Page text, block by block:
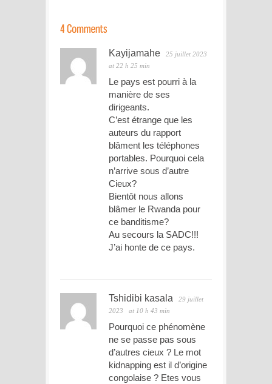
Kayijamahe
25 juillet 2023
at 22 h 25 min
Le pays est pourri à la
manière de ses
dirigeants.
C’est étrange que les
auteurs du rapport
blâment les téléphones
portables. Pourquoi cela
n’arrive sous d’autre
Cieux?
Bientôt nous allons
blâmer le Rwanda pour
ce banditisme?
Au secours la SADC!!!
J’ai honte de ce pays.
Tshidibi kasala
29 juillet
2023
at 10 h 43 min
Pourquoi ce phénomène
ne se passe pas sous
d’autres cieux ? Le mot
kidnapping est il d’origine
congolaise ? Etes vous